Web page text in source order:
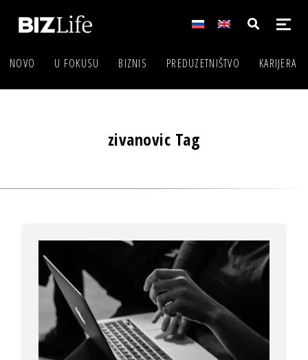
NOVO U FOKUSU BIZNIS PREDUZETNIŠTVO KARIJERA
zivanovic Tag